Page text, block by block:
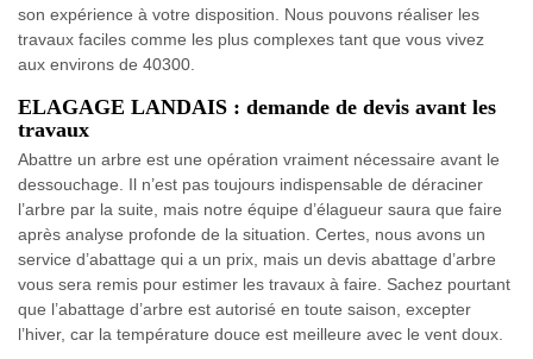
son expérience à votre disposition. Nous pouvons réaliser les
travaux faciles comme les plus complexes tant que vous vivez
aux environs de 40300.
ELAGAGE LANDAIS : demande de devis avant les
travaux
Abattre un arbre est une opération vraiment nécessaire avant le
dessouchage. Il n’est pas toujours indispensable de déraciner
l’arbre par la suite, mais notre équipe d’élagueur saura que faire
après analyse profonde de la situation. Certes, nous avons un
service d’abattage qui a un prix, mais un devis abattage d’arbre
vous sera remis pour estimer les travaux à faire. Sachez pourtant
que l’abattage d’arbre est autorisé en toute saison, excepter
l’hiver, car la température douce est meilleure avec le vent doux.